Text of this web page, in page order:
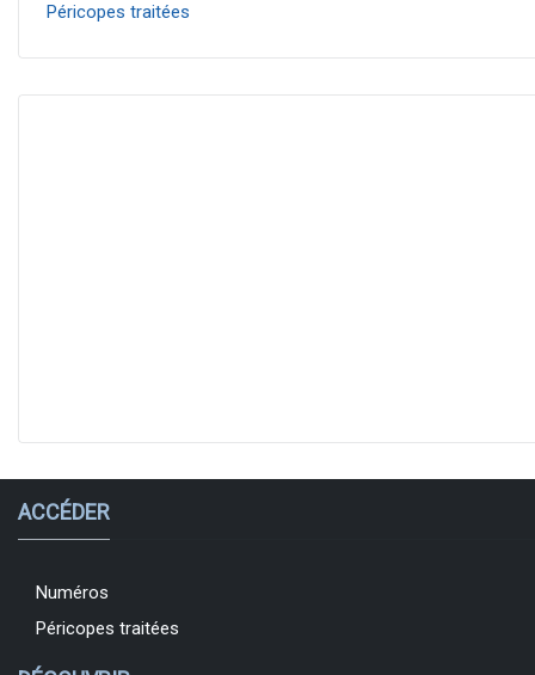
Péricopes traitées
ACCÉDER
Numéros
Péricopes traitées